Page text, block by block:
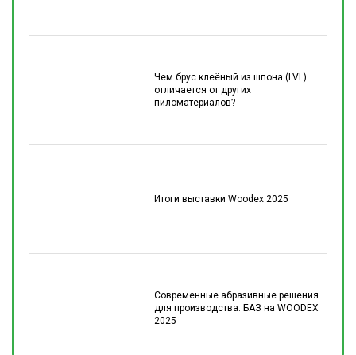
Чем брус клеёный из шпона (LVL)
отличается от других
пиломатериалов?
Итоги выставки Woodex 2025
Современные абразивные решения
для производства: БАЗ на WOODEX
2025